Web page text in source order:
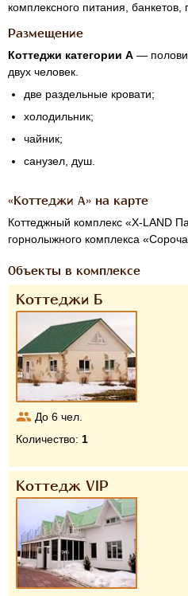
комплексного питания, банкетов,
Размещение
Коттеджи категории А —
двух человек.
две раздельные кровати;
холодильник;
чайник;
санузел, душ.
«Коттеджи А» на карте
Коттеджный комплекс «Х-LAND
горнолыжного комплекса
Объекты в комплексе
Коттеджи Б
До 6 чел.
Количество: 1
Коттедж VIP